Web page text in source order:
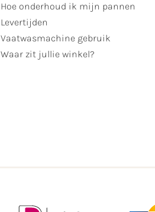
Hoe onderhoud ik mijn pannen
Levertijden
Vaatwasmachine gebruik
Waar zit jullie winkel?